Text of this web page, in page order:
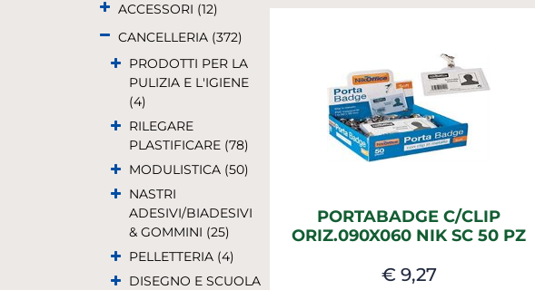
ACCESSORI (12)
CANCELLERIA (372)
PRODOTTI PER LA
PULIZIA E L'IGIENE
(4)
RILEGARE
PLASTIFICARE (78)
MODULISTICA (50)
NASTRI
ADESIVI/BIADESIVI
& GOMMINI (25)
PELLETTERIA (4)
DISEGNO E SCUOLA
PORTABADGE C/CLIP
ORIZ.090X060 NIK SC 50 PZ
€ 9,27